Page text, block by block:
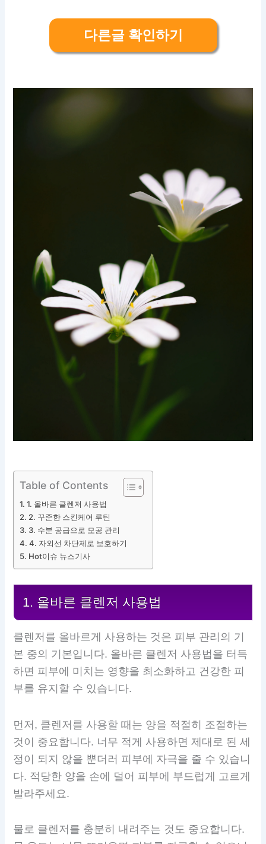
다른글 확인하기
Table of Contents
1. 올바른 클렌저 사용법
2. 꾸준한 스킨케어 루틴
3. 수분 공급으로 모공 관리
4. 자외선 차단제로 보호하기
Hot이슈 뉴스기사
1. 올바른 클렌저 사용법
클렌저를 올바르게 사용하는 것은 피부 관리의 기
본 중의 기본입니다. 올바른 클렌저 사용법을 터득
하면 피부에 미치는 영향을 최소화하고 건강한 피
부를 유지할 수 있습니다.
먼저, 클렌저를 사용할 때는 양을 적절히 조절하는
것이 중요합니다. 너무 적게 사용하면 제대로 된 세
정이 되지 않을 뿐더러 피부에 자극을 줄 수 있습니
다. 적당한 양을 손에 덜어 피부에 부드럽게 고르게
발라주세요.
물로 클렌저를 충분히 내려주는 것도 중요합니다.